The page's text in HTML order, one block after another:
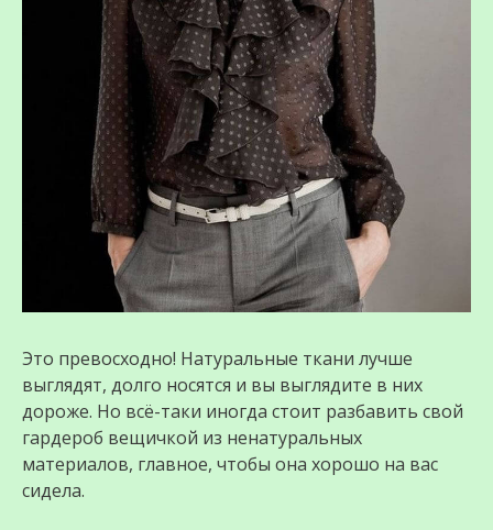
Это превосходно! Натуральные ткани лучше
выглядят, долго носятся и вы выглядите в них
дороже. Но всё-таки иногда стоит разбавить свой
гардероб вещичкой из ненатуральных
материалов, главное, чтобы она хорошо на вас
сидела.